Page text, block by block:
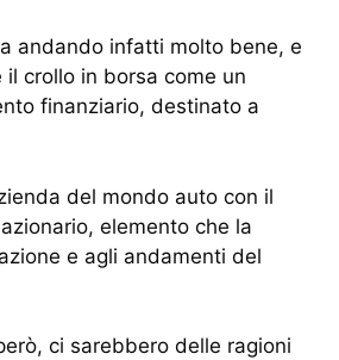
andando infatti molto bene, e
crollo in borsa come un
finanziario, destinato a
del mondo auto con il
elemento che la
e agli andamenti del
ci sarebbero delle ragioni